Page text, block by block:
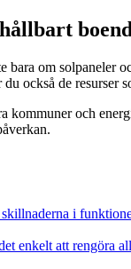
bara om solpaneler
också de resurser
kommuner och
i
enkelt att rengöra